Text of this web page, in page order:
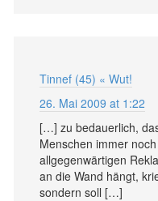
Tinnef (45) « Wut!
26. Mai 2009 at 1:22
[…] zu bedauerlich,
Menschen immer
allgegenwärtigen
an die Wand hängt,
sondern soll […]